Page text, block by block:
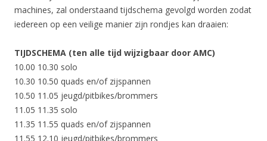
machines, zal onderstaand tijdschema gevolgd worden zodat
iedereen op een veilige manier zijn rondjes kan draaien:
TIJDSCHEMA (ten alle tijd wijzigbaar door AMC)
10.00 10.30 solo
10.30 10.50 quads en/of zijspannen
10.50 11.05 jeugd/pitbikes/brommers
11.05 11.35 solo
11.35 11.55 quads en/of zijspannen
11.55 12.10 jeugd/pitbikes/brommers